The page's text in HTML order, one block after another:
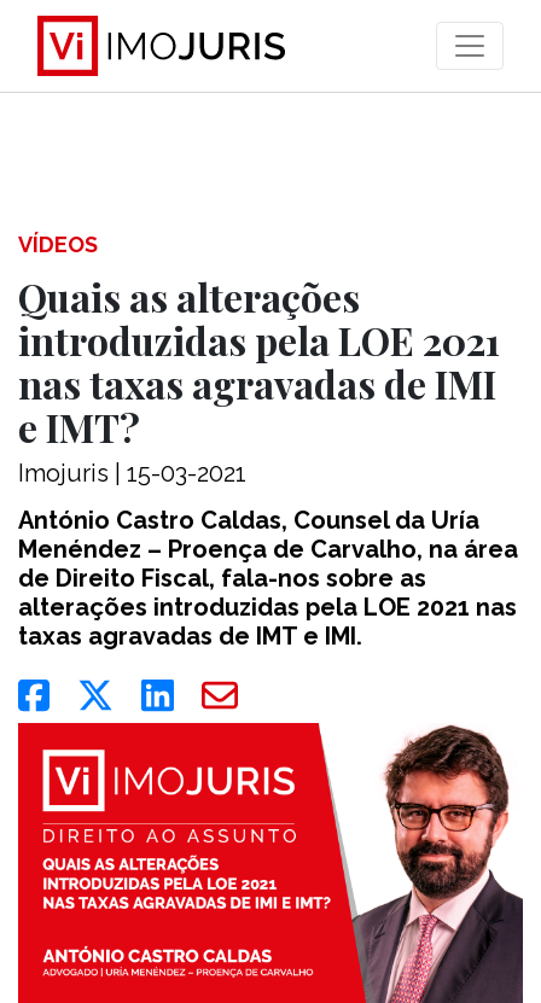
>
VÍDEOS
Quais as alterações
introduzidas pela LOE 2021
nas taxas agravadas de IMI
e IMT?
Imojuris | 15-03-2021
António Castro Caldas, Counsel da Uría
Menéndez – Proença de Carvalho, na área
de Direito Fiscal, fala-nos sobre as
alterações introduzidas pela LOE 2021 nas
taxas agravadas de IMT e IMI.